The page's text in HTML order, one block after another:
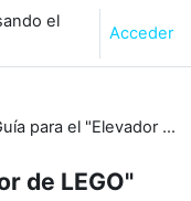
el
Acceder
Guía para el "Elevador de LEGO"
de LEGO"